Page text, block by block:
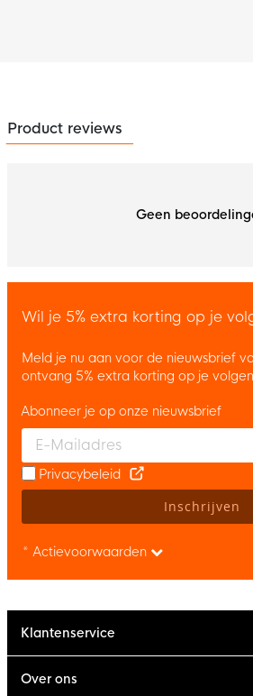
Product reviews
Geen
Wil je 5% extra korting op je
Meld je nu aan voor de nieuwsbrief
ontvang 5% extra korting op je
Enter your email and accept the
Abonneer je op onze nieuwsbrief
Privacybeleid
Inschrijven
* Actievoorwaarden
Klantenservice
Over ons